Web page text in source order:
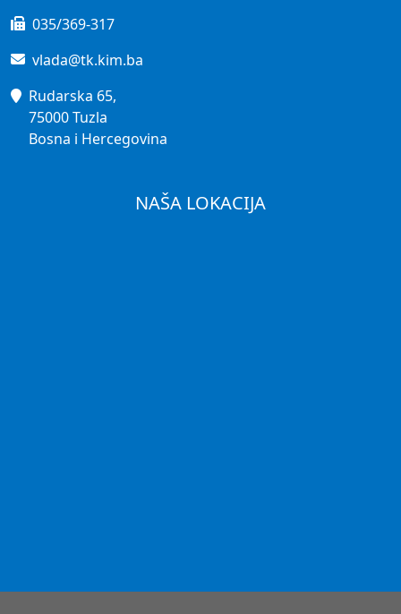
035/369-317
vlada@tk.kim.ba
Rudarska 65,
75000 Tuzla
Bosna i Hercegovina
NAŠA LOKACIJA